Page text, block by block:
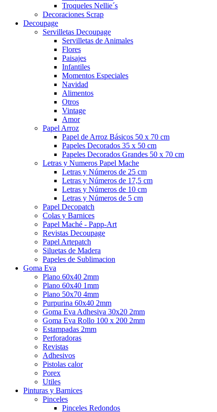
Troqueles Nellie´s
Decoraciones Scrap
Decoupage
Servilletas Decoupage
Servilletas de Animales
Flores
Paisajes
Infantiles
Momentos Especiales
Navidad
Alimentos
Otros
Vintage
Amor
Papel Arroz
Papel de Arroz Básicos 50 x 70 cm
Papeles Decorados 35 x 50 cm
Papeles Decorados Grandes 50 x 70 cm
Letras y Numeros Papel Mache
Letras y Números de 25 cm
Letras y Números de 17,5 cm
Letras y Números de 10 cm
Letras y Números de 5 cm
Papel Decopatch
Colas y Barnices
Papel Maché - Papp-Art
Revistas Decoupage
Papel Artepatch
Siluetas de Madera
Papeles de Sublimacion
Goma Eva
Plano 60x40 2mm
Plano 60x40 1mm
Plano 50x70 4mm
Purpurina 60x40 2mm
Goma Eva Adhesiva 30x20 2mm
Goma Eva Rollo 100 x 200 2mm
Estampadas 2mm
Perforadoras
Revistas
Adhesivos
Pistolas calor
Porex
Utiles
Pinturas y Barnices
Pinceles
Pinceles Redondos